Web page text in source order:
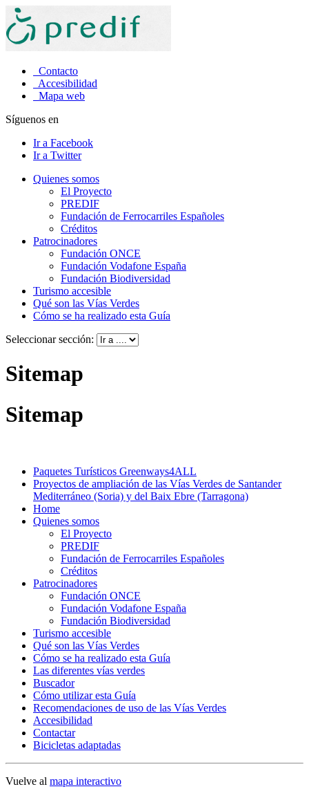
Contacto
Accesibilidad
Mapa web
Síguenos en
Ir a Facebook
Ir a Twitter
Quienes somos
El Proyecto
PREDIF
Fundación de Ferrocarriles Españoles
Créditos
Patrocinadores
Fundación ONCE
Fundación Vodafone España
Fundación Biodiversidad
Turismo accesible
Qué son las Vías Verdes
Cómo se ha realizado esta Guía
Seleccionar sección:
Sitemap
Sitemap
Paquetes Turísticos Greenways4ALL
Proyectos de ampliación de las Vías Verdes de Santander
Mediterráneo (Soria) y del Baix Ebre (Tarragona)
Home
Quienes somos
El Proyecto
PREDIF
Fundación de Ferrocarriles Españoles
Créditos
Patrocinadores
Fundación ONCE
Fundación Vodafone España
Fundación Biodiversidad
Turismo accesible
Qué son las Vías Verdes
Cómo se ha realizado esta Guía
Las diferentes vías verdes
Buscador
Cómo utilizar esta Guía
Recomendaciones de uso de las Vías Verdes
Accesibilidad
Contactar
Bicicletas adaptadas
Vuelve al mapa interactivo